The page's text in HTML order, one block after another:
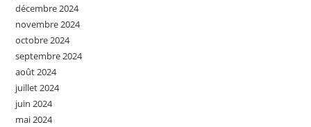
décembre 2024
novembre 2024
octobre 2024
septembre 2024
août 2024
juillet 2024
juin 2024
mai 2024